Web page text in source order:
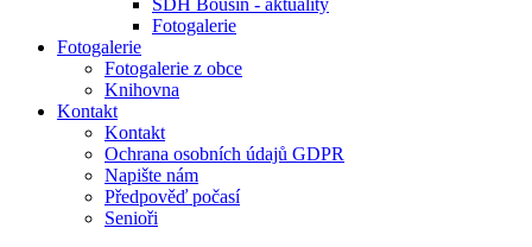
SDH Bousín - aktuality
Fotogalerie
Fotogalerie
Fotogalerie z obce
Knihovna
Kontakt
Kontakt
Ochrana osobních údajů GDPR
Napište nám
Předpověď počasí
Senioři